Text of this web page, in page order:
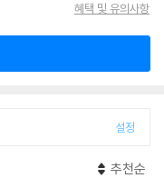
혜택 및 유의사항
설정
추천순